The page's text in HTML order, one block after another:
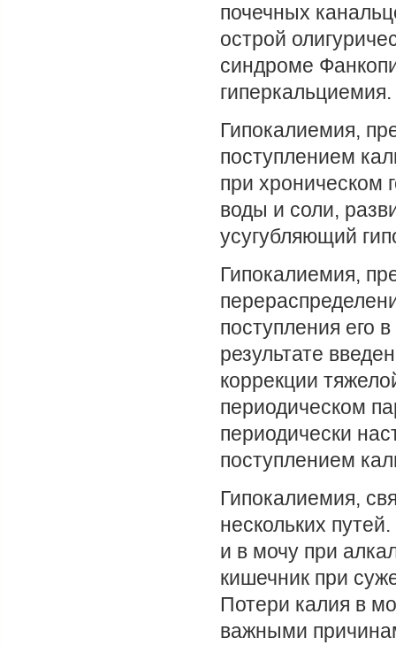
почечных
острой
синдроме
гиперкальциемия.
Гипокалиемия,
поступлением
при хроническом
воды и соли,
усугубляющий
Гипокалиемия,
поступления его
результате
коррекции
периодическом
периодически
поступлением
Гипокалиемия,
нескольких
и в мочу при
кишечник при
Потери калия в
важными